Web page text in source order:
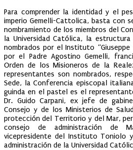
Para comprender la identidad y el
imperio Gemelli-Cattolica, basta con
nombramiento de los miembros del
la Universidad Católica, la
nombrados por el Instituto
por el Padre Agostino Gemelli,
Orden de los Misioneros de la
representantes son nombrados,
Sede, la Conferencia episcopal
guinda en el pastel es el
Dr. Guido Carpani, ex jefe de
Consejo y de los Ministerios de
protección del Territorio y del Mar,
consejo de administración de
vicepresidente del Instituto Toniolo
administración de la Universidad